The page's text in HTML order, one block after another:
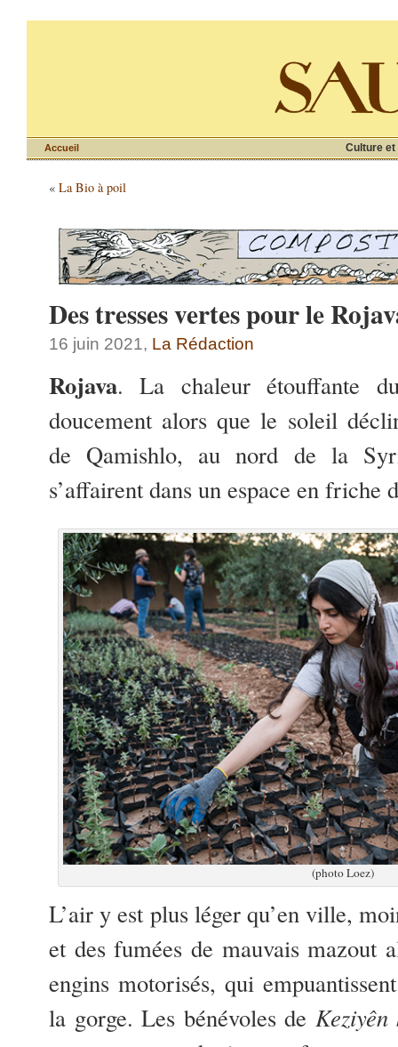
Culture et
Accueil
« La Bio à poil
Des tresses vertes pour le
16 juin 2021, La Rédaction
Rojava. La chaleur étouffante
doucement alors que le soleil
de Qamishlo, au nord de la
s’affairent dans un espace en friche
(photo Loez)
L’air y est plus léger qu’en ville,
et des fumées de mauvais mazout
engins motorisés, qui
la gorge. Les bénévoles de Keziyên